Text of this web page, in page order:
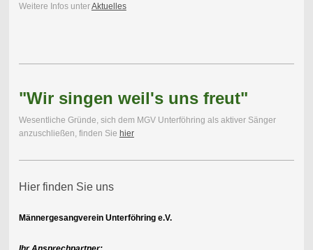
Weitere Infos unterAktuelles
"Wir singen weil's uns freut"
Wesentliche Gründe, sich dem MGV Unterföhring als aktiver Sänger
anzuschließen, finden Sie hier
Hier finden Sie uns
Männergesangverein Unterföhring e.V.